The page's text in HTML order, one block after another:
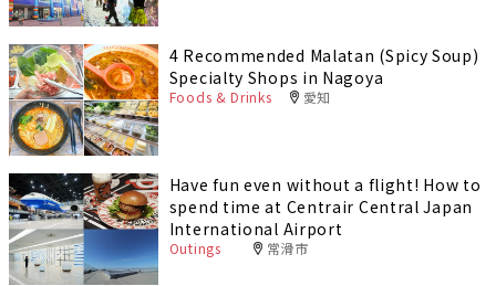
4 Recommended Malatan (Spicy Soup)
Specialty Shops in Nagoya
Foods & Drinks 愛知
Have fun even without a flight! How to
spend time at Centrair Central Japan
International Airport
Outings 常滑市